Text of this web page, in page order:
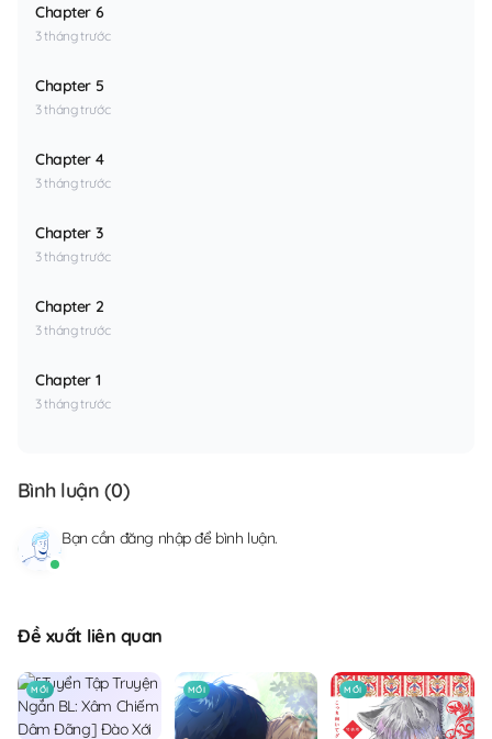
Chapter 6
3 tháng trước
Chapter 5
3 tháng trước
Chapter 4
3 tháng trước
Chapter 3
3 tháng trước
Chapter 2
3 tháng trước
Chapter 1
3 tháng trước
Bình luận (0)
Bạn cần đăng nhậpđể bình luận.
Đề xuất liên quan
MỚI MỚI MỚI